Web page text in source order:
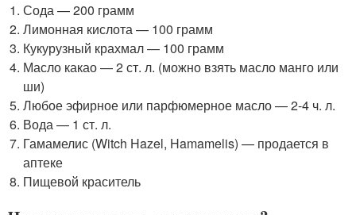
Сода — 200 грамм
Лимонная кислота — 100 грамм
Кукурузный крахмал — 100 грамм
Масло какао — 2 ст. л. (можно взять масло манго или
ши)
Любое эфирное или парфюмерное масло — 2-4 ч. л.
Вода — 1 ст. л.
Гамамелис (Witch Hazel, Hamamelis) — продается в
аптеке
Пищевой краситель